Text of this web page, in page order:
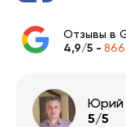
Отзывы в
4,9/5 -
Юрий
5/5